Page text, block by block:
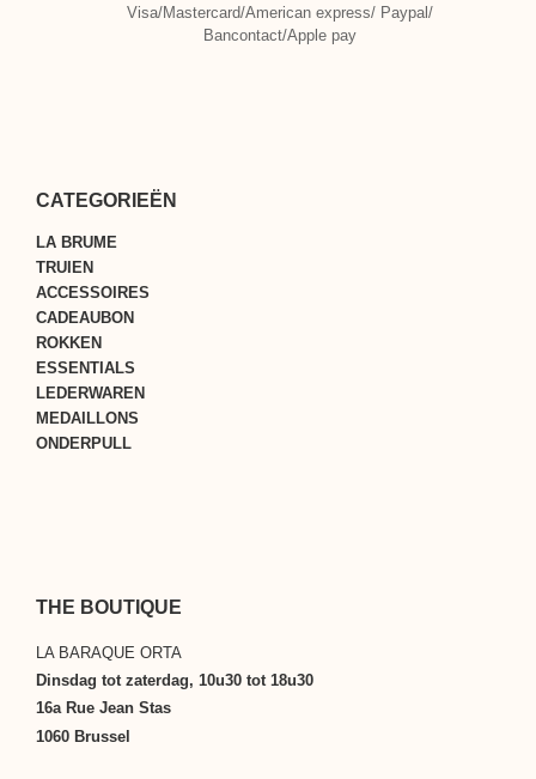
Visa/Mastercard/American express/ Paypal/
Bancontact/Apple pay
CATEGORIEËN
LA BRUME
TRUIEN
ACCESSOIRES
CADEAUBON
ROKKEN
ESSENTIALS
LEDERWAREN
MEDAILLONS
ONDERPULL
THE BOUTIQUE
LA BARAQUE ORTA
Dinsdag tot zaterdag, 10u30 tot 18u30
16a Rue Jean Stas
1060 Brussel